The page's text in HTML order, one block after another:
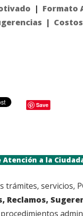
| Formato
|
Save
Atención a la
trámites, servicios,
Reclamos,